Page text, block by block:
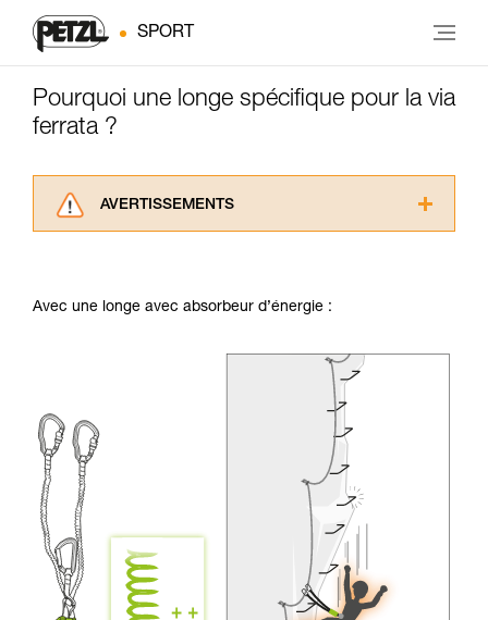
SPORT
Pourquoi une longe spécifique pour la via
ferrata ?
AVERTISSEMENTS
informations de la notice technique pour
Maîtriser ces techniques nécessite une
formation et un entraînement spécifique. Validez
avec un professionnel votre capacité à refaire
la manipulation, seul, en toute sécurité, avant
Nous donnons des exemples de techniques
liées à votre activité. Il peut en exister d’autres
Avec une longe avec absorbeur d’énergie :